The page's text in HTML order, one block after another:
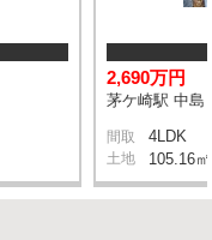
2,690万円
茅ケ崎駅 中島
間取 4LDK
土地 105.16㎡